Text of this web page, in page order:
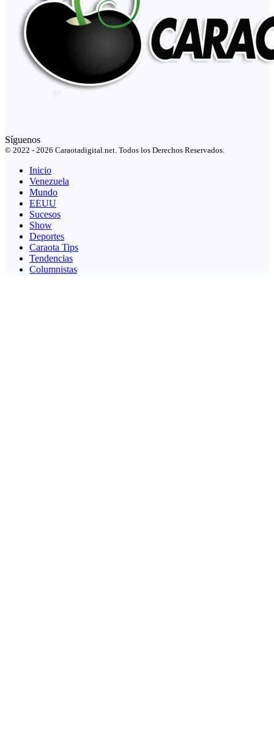
Síguenos
© 2022 - 2026 Caraotadigital.net. Todos los Derechos Reservados.
Inicio
Venezuela
Mundo
EEUU
Sucesos
Show
Deportes
Caraota Tips
Tendencias
Columnistas